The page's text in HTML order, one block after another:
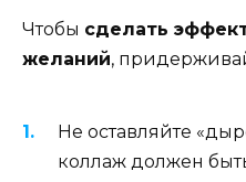
Чтобы сделать
желаний,
Не оставляйте
коллаж должен